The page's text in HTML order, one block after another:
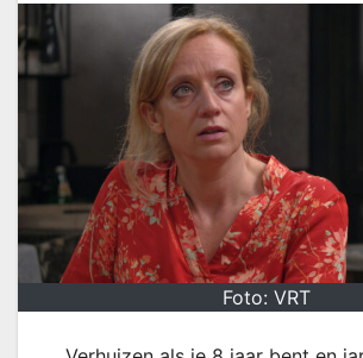
Foto: VRT